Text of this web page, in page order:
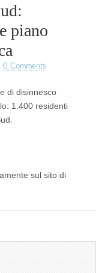
piano
0 Comments
di disinnesco
1.400 residenti
sul sito di